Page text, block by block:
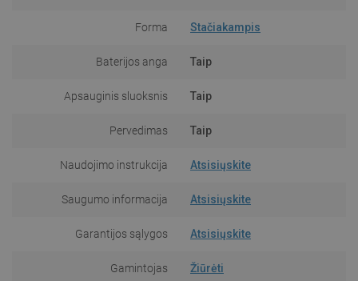
Forma Stačiakampis
Baterijos anga Taip
Apsauginis sluoksnis Taip
Pervedimas Taip
Naudojimo instrukcija Atsisiųskite
Saugumo informacija Atsisiųskite
Garantijos sąlygos Atsisiųskite
Gamintojas Žiūrėti